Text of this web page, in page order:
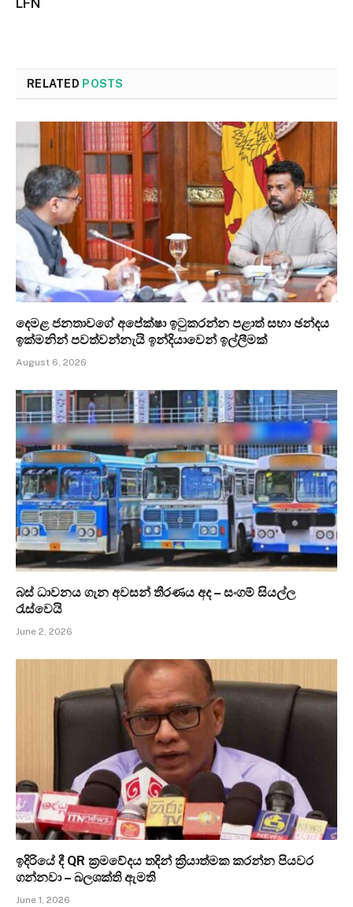
RELATED POSTS
දෙමළ ජනතාවගේ අපේක්ෂා ඉටුකරන්න පළාත් සභා ඡන්දය
ඉක්මනින් පවත්වන්නැයි ඉන්දියාවෙන් ඉල්ලීමක්
August 6, 2026
බස් ධාවනය ගැන අවසන් තීරණය අද – සංගම් සියල්ල
රැස්වෙයි
June 2, 2026
ඉදිරියේ දී QR ක්‍රමවේදය තදින් ක්‍රියාත්මක කරන්න පියවර
ගන්නවා – බලශක්ති ඇමති
June 1, 2026